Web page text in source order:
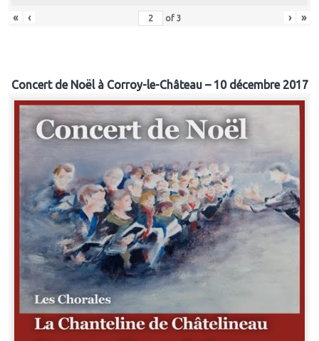
« ‹ of 3 › »
Concert de Noël à Corroy-le-Château – 10 décembre 2017